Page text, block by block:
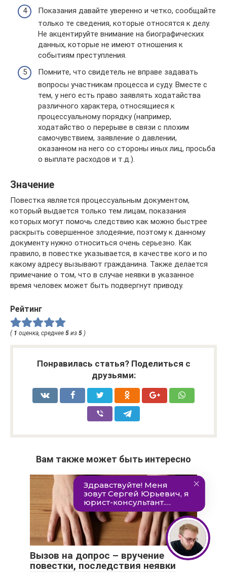
Показания давайте уверенно и четко, сообщайте
только те сведения, которые относятся к делу.
Не акцентируйте внимание на биографических
данных, которые не имеют отношения к
событиям преступления.
Помните, что свидетель не вправе задавать
вопросы участникам процесса и суду. Вместе с
тем, у него есть право заявлять ходатайства
различного характера, относящиеся к
процессуальному порядку (например,
ходатайство о перерыве в связи с плохим
самочувствием, заявление о давлении,
оказанном на него со стороны иных лиц, просьба
о выплате расходов и т.д.).
Значение
Повестка является процессуальным документом,
который выдается только тем лицам, показания
которых могут помочь следствию как можно быстрее
раскрыть совершенное злодеяние, поэтому к данному
документу нужно относиться очень серьезно. Как
правило, в повестке указывается, в качестве кого и по
какому адресу вызывают гражданина. Также делается
примечание о том, что в случае неявки в указанное
время человек может быть подвергнут приводу.
Рейтинг
( 1 оценка, среднее 5 из 5 )
Понравилась статья? Поделиться с
друзьями:
Вам также может быть интересно
Вызов на допрос – вручение
повестки, последствия неявки